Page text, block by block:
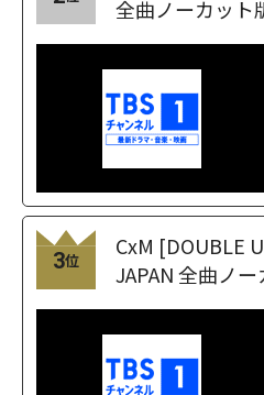
全曲ノーカット
3位
CxM [DOUBLE
JAPAN 全曲ノ